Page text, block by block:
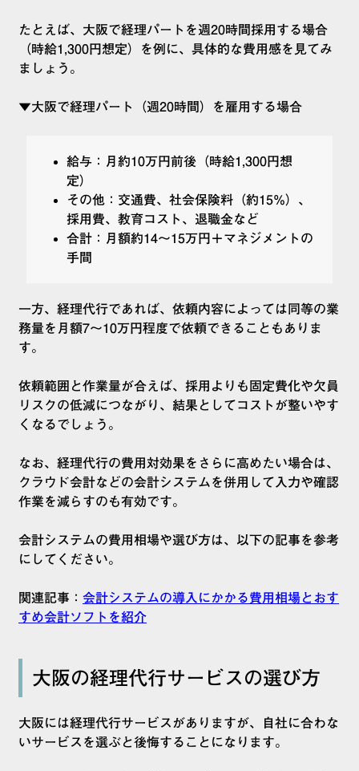
たとえば、大阪で経理パートを週20時間採用する場合
（時給1,300円想定）を例に、具体的な費用感を見てみ
ましょう。
▼大阪で経理パート（週20時間）を雇用する場合
給与：月約10万円前後（時給1,300円想
定）
その他：交通費、社会保険料（約15%）、
採用費、教育コスト、退職金など
合計：月額約14〜15万円＋マネジメントの
手間
一方、経理代行であれば、依頼内容によっては同等の業
務量を月額7〜10万円程度で依頼できることもありま
す。
依頼範囲と作業量が合えば、採用よりも固定費化や欠員
リスクの低減につながり、結果としてコストが整いやす
くなるでしょう。
なお、経理代行の費用対効果をさらに高めたい場合は、
クラウド会計などの会計システムを併用して入力や確認
作業を減らすのも有効です。
会計システムの費用相場や選び方は、以下の記事を参考
にしてください。
関連記事： 会計システムの導入にかかる費用相場とおす
すめ会計ソフトを紹介
大阪の経理代行サービスの選び方
大阪には経理代行サービスがありますが、自社に合わな
いサービスを選ぶと後悔することになります。